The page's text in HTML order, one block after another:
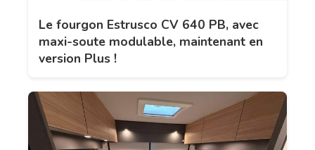
Le fourgon Estrusco CV 640 PB, avec
maxi-soute modulable, maintenant en
version Plus !